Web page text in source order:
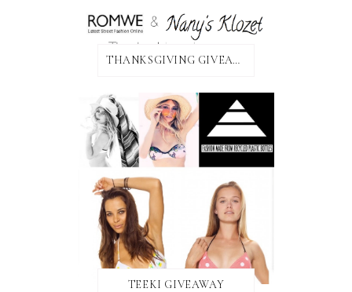
THANKSGIVING GIVEAWAY!
TEEKI GIVEAWAY